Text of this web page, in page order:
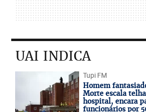
UAI INDICA
Tupi FM
Homem
Morte escala
hospital, encara
funcionários por